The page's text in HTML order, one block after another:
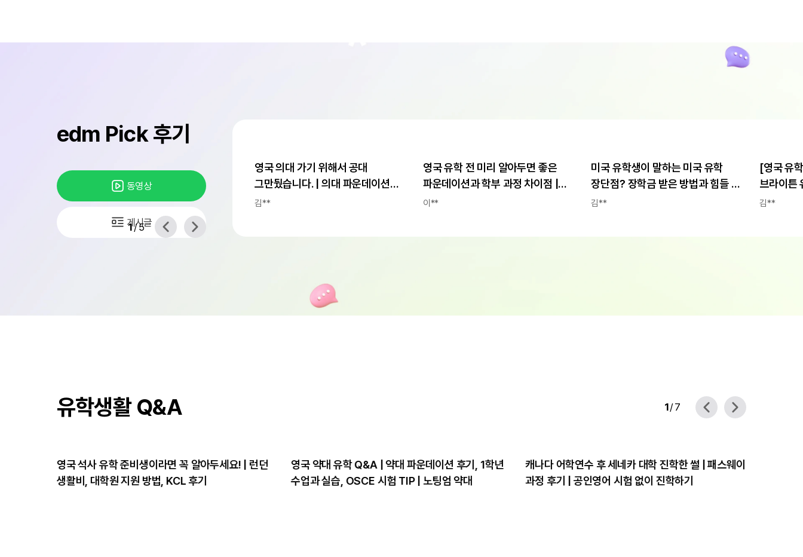
edm Pick 후기
동영상
게시글
1/5
영국 의대 가기 위해서 공대
그만뒀습니다. | 의대 파운데이션
후기 | 한국에서도 의사 가능할까?
김**
영국 유학 전 미리 알아두면 좋은
파운데이션과 학부 과정 차이점 |
워릭대학교 비즈니스스쿨 후기
이**
미국 유학생이 말하는 미국 유학
장단점? 장학금 받은 방법과 힘들 때
극복 방법 | 세인트루이스 대학교
김**
[영국 유
브라이튼
파운데이
김**
유학생활 Q&A 1/ 7
영국 석사 유학 준비생이라면 꼭 알아두세요! | 런던
생활비, 대학원 지원 방법, KCL 후기
영국 약대 유학 Q&A | 약대 파운데이션 후기, 1학년
수업과 실습, OSCE 시험 TIP | 노팅엄 약대
캐나다 어학연수 후 세네카 대학 진학한 썰 | 패스웨이
과정 후기 | 공인영어 시험 없이 진학하기